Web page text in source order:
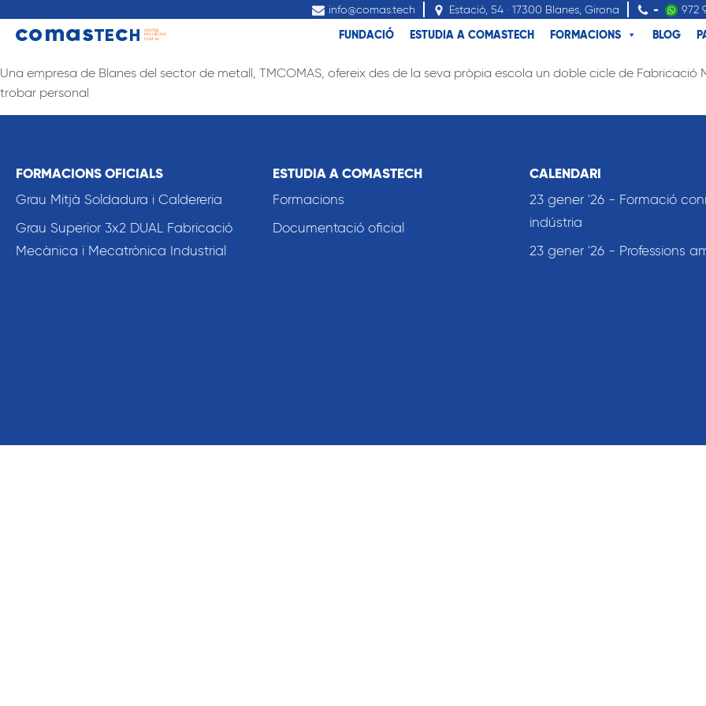
info@comas.tech Estació, 54 · 17300 Blanes, Girona - 972
FUNDACIÓ ESTUDIA A COMASTECH FORMACIONS BLOG
Una empresa de Blanes del sector de metall, TMCOMAS, ofereix des de la seva pròpia escola un doble cicle de
trobar personal
FORMACIONS OFICIALS
Grau Mitjà Soldadura i Caldereria
Grau Superior 3x2 DUAL Fabricació
Mecànica i Mecatrònica Industrial
ESTUDIA A COMASTECH
Formacions
Documentació oficial
CALENDARI
23 gener '26 - Formació
indústria
23 gener '26 - Professions